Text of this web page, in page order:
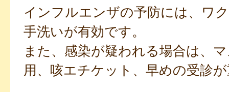
インフルエンザの予防には、ワ
手洗いが有効です。
また、感染が疑われる場合は、
用、咳エチケット、早めの受診